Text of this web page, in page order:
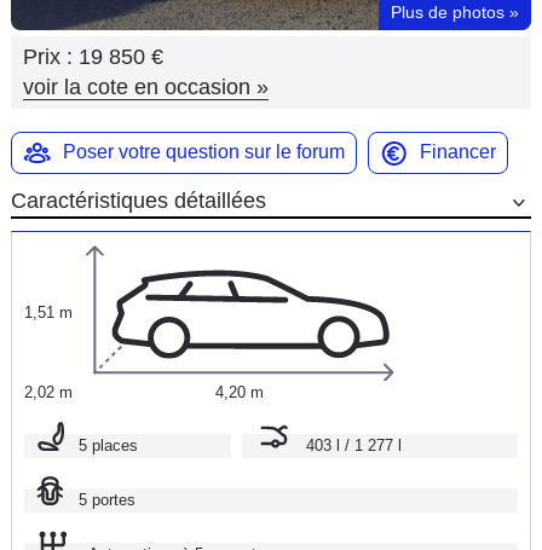
Marques
Plus de photos »
Prix : 19 850 €
voir la cote en occasion »
Poser votre question sur le forum Financer
Caractéristiques détaillées
1,51 m
2,02 m 4,20 m
5 places 403 l / 1 277 l
5 portes